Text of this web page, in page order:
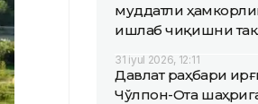
муддатли
ишлаб чиқишни
31 iyul 2026, 12:11
Давлат раҳбари
Чўлпон-Ота